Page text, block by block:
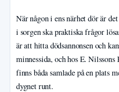
När någon i ens närhet dör är
i sorgen ska praktiska frågor
är att hitta dödsannonsen och
minnessida, och hos E.
finns båda samlade på en plats
dygnet runt.